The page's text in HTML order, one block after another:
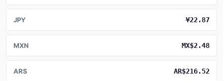
JPY ¥22.87
MXN MX$2.48
ARS AR$216.52